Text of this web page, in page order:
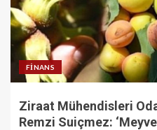
FINANS
Ziraat Mühendisleri
Remzi Suiçmez: